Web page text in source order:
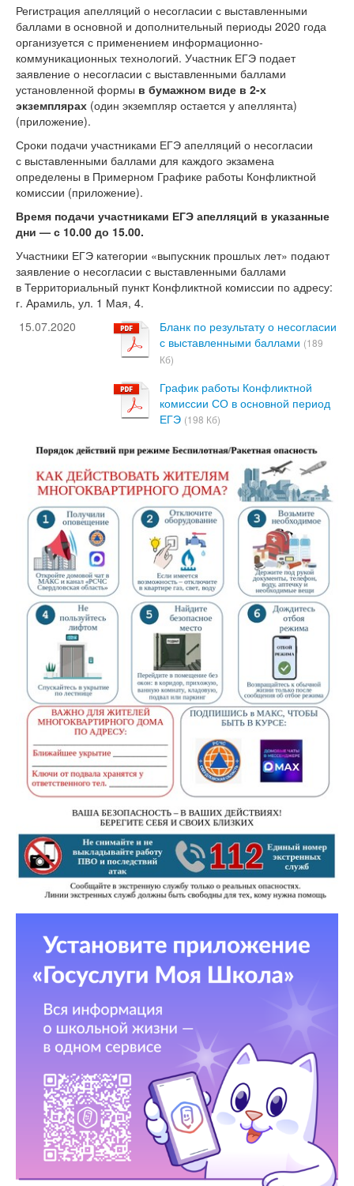
Регистрация апелляций о несогласии с выставленными
баллами в основной и дополнительный периоды 2020 года
организуется с применением информационно-
коммуникационных технологий. Участник ЕГЭ подает
заявление о несогласии с выставленными баллами
установленной формы в бумажном виде в 2-х
экземплярах (один экземпляр остается у апеллянта)
(приложение).
Сроки подачи участниками ЕГЭ апелляций о несогласии
с выставленными баллами для каждого экзамена
определены в Примерном Графике работы Конфликтной
комиссии (приложение).
Время подачи участниками ЕГЭ апелляций в указанные
дни — с 10.00 до 15.00.
Участники ЕГЭ категории «выпускник прошлых лет» подают
заявление о несогласии с выставленными баллами
в Территориальный пункт Конфликтной комиссии по адресу:
г. Арамиль, ул. 1 Мая, 4.
15.07.2020
Бланк по результату о несогласии
с выставленными баллами (189
Кб)
График работы Конфликтной
комиссии СО в основной период
ЕГЭ (198 Кб)